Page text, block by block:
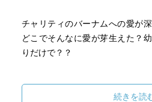
チャリティのバーナムへの愛が
どこでそんなに愛が芽生えた？
りだけで？？
とされてるレディや将軍？のチ
続きを読